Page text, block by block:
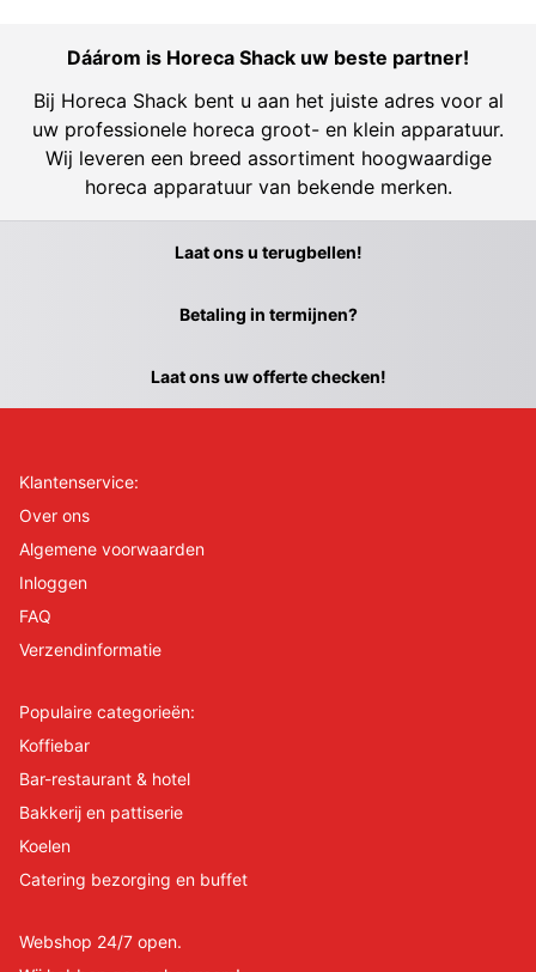
Dáárom is Horeca Shack uw beste partner!
Bij Horeca Shack bent u aan het juiste adres voor al
uw professionele horeca groot- en klein apparatuur.
Wij leveren een breed assortiment hoogwaardige
horeca apparatuur van bekende merken.
Laat ons u terugbellen!
Betaling in termijnen?
Laat ons uw offerte checken!
Klantenservice:
Over ons
Algemene voorwaarden
Inloggen
FAQ
Verzendinformatie
Populaire categorieën:
Koffiebar
Bar-restaurant & hotel
Bakkerij en pattiserie
Koelen
Catering bezorging en buffet
Webshop 24/7 open.